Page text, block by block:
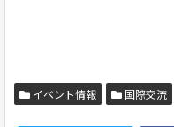
イベント情報 国際交流